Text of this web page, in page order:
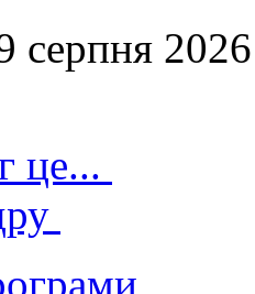
серпня
це...